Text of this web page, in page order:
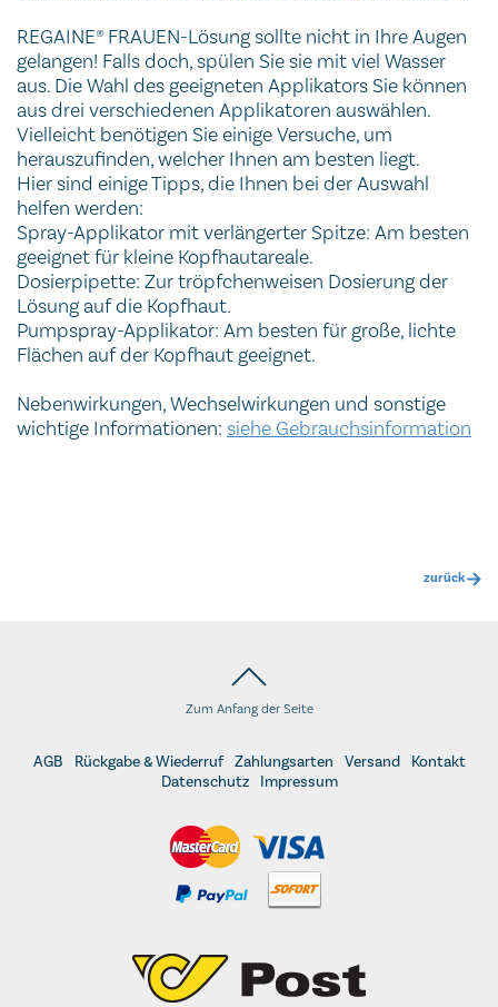
REGAINE® FRAUEN-Lösung sollte nicht in Ihre Augen
gelangen! Falls doch, spülen Sie sie mit viel Wasser
aus. Die Wahl des geeigneten Applikators Sie können
aus drei verschiedenen Applikatoren auswählen.
Vielleicht benötigen Sie einige Versuche, um
herauszufinden, welcher Ihnen am besten liegt.
Hier sind einige Tipps, die Ihnen bei der Auswahl
helfen werden:
Spray-Applikator mit verlängerter Spitze: Am besten
geeignet für kleine Kopfhautareale.
Dosierpipette: Zur tröpfchenweisen Dosierung der
Lösung auf die Kopfhaut.
Pumpspray-Applikator: Am besten für große, lichte
Flächen auf der Kopfhaut geeignet.
Nebenwirkungen, Wechselwirkungen und sonstige
wichtige Informationen: siehe Gebrauchsinformation
zurück
Zum Anfang der Seite
AGB Rückgabe & Wiederruf Zahlungsarten Versand
Kontakt
Datenschutz
Impressum